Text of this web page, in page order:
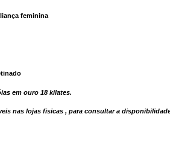
feminina
em ouro 18 kilates.
nas lojas fisicas , para consultar a